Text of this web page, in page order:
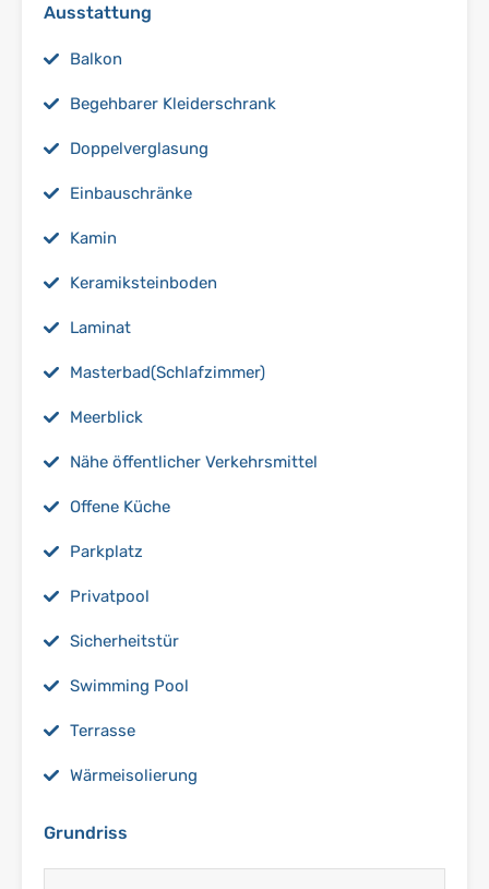
Ausstattung
Balkon
Begehbarer Kleiderschrank
Doppelverglasung
Einbauschränke
Kamin
Keramiksteinboden
Laminat
Masterbad(Schlafzimmer)
Meerblick
Nähe öffentlicher Verkehrsmittel
Offene Küche
Parkplatz
Privatpool
Sicherheitstür
Swimming Pool
Terrasse
Wärmeisolierung
Grundriss